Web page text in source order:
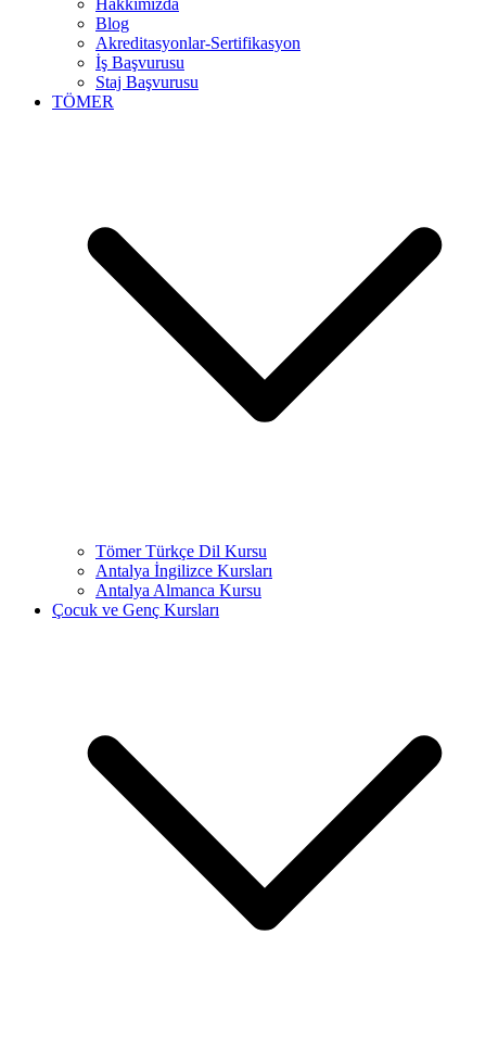
Hakkımızda
Blog
Akreditasyonlar-Sertifikasyon
İş Başvurusu
Staj Başvurusu
TÖMER
Tömer Türkçe Dil Kursu
Antalya İngilizce Kursları
Antalya Almanca Kursu
Çocuk ve Genç Kursları